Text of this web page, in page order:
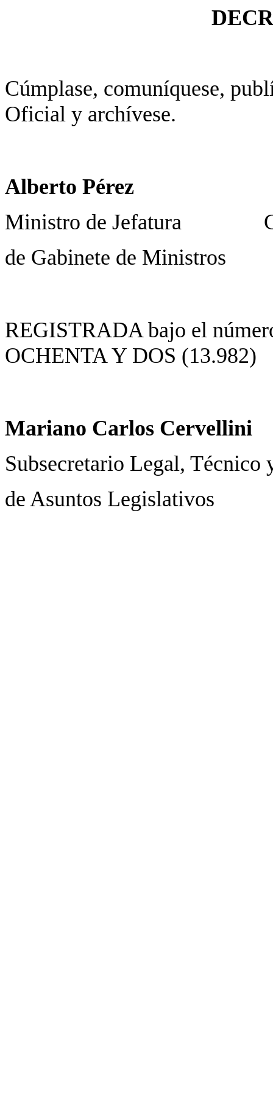
Cúmplase, comuníquese,
Oficial y archívese.
Alberto Pérez
Ministro de Jefatura
de Gabinete de Ministros
REGISTRADA bajo el
OCHENTA Y DOS (13.982)
Mariano Carlos Cervellini
Subsecretario Legal, Técnico
de Asuntos Legislativos